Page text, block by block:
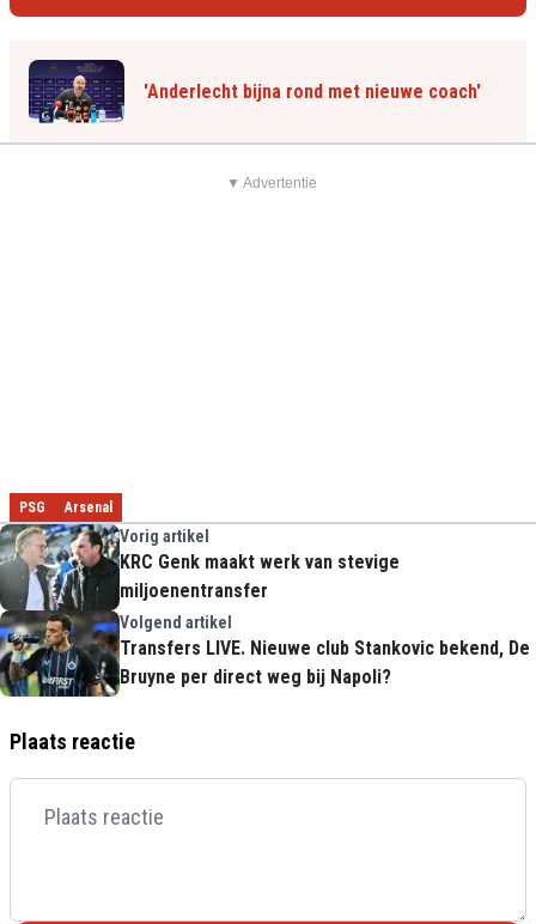
'Anderlecht bijna rond met nieuwe coach'
▼ Advertentie
PSG Arsenal
Vorig artikel
KRC Genk maakt werk van stevige
miljoenentransfer
Volgend artikel
Transfers LIVE. Nieuwe club Stankovic bekend, De
Bruyne per direct weg bij Napoli?
Plaats reactie